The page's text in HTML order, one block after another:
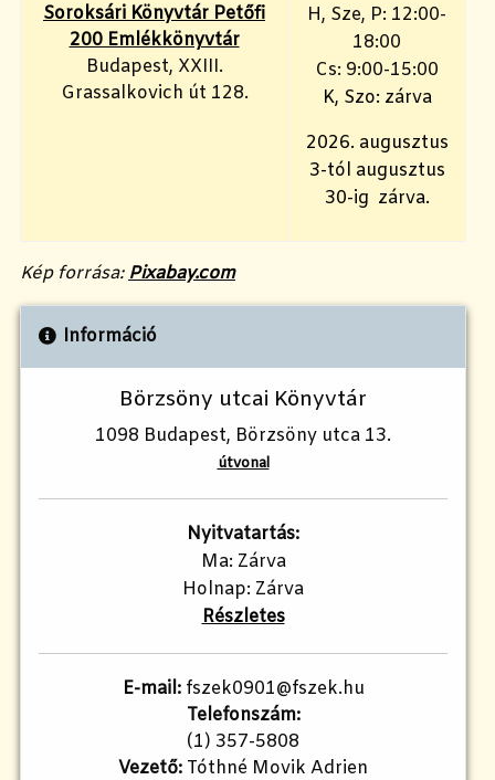
Soroksári Könyvtár Petőfi
200 Emlékkönyvtár
Budapest, XXIII.
Grassalkovich út 128.
H, Sze, P: 12:00-
18:00
Cs: 9:00-15:00
K, Szo: zárva
2026. augusztus
3-tól augusztus
30-ig zárva.
Kép forrása: Pixabay.com
Információ
Börzsöny utcai Könyvtár
1098 Budapest, Börzsöny utca 13.
útvonal
Nyitvatartás:
Ma: Zárva
Holnap: Zárva
Részletes
E-mail:fszek0901@fszek.hu
Telefonszám:
(1) 357-5808
Vezető: Tóthné Movik Adrien